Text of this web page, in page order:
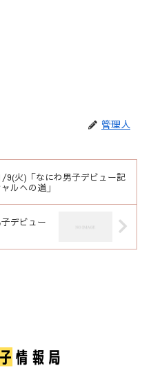
管理人
9(火)「なにわ男子デビュー記
ルへの道」
デビュー